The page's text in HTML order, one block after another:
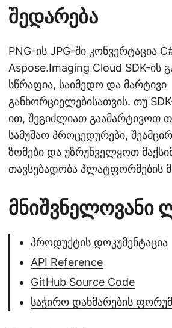
შედარება
PNG-ის JPG-ში კონვერტაცია
Aspose.Imaging Cloud SDK-ის
სწრაფია, საიმედო და მარტივი
განხორციელებისათვის. თუ
ით, შეგიძლიათ გაამარტივოთ
სამუშაო პროცედურები,
ზომები და უზრუნველყოთ
თავსებადობა პლატფორმების
მნიშვნელოვანი
პროდუქტის დოკუმენტაცია
API Reference
GitHub Source Code
საჭირო დახმარების